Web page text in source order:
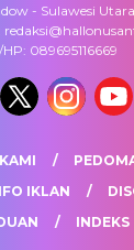
- Sulawesi
089695116669
IKLAN
INDEKS